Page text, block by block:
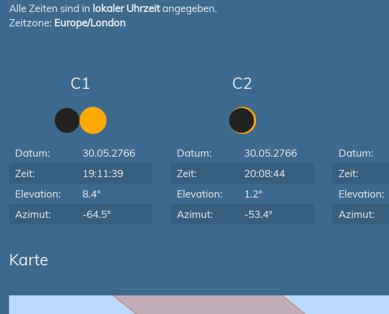
Alle Zeiten sind in lokaler Uhrzeitangegeben.
Zeitzone: Europe/London
C1
Datum:
30.05.2766
Zeit:
19:11:39
Elevation:
8.4°
Azimut:
-64.5°
C2
Datum:
30.05.2766
Zeit:
20:08:44
Elevation:
1.2°
Azimut:
-53.4°
Datum:
Zeit:
Elevation:
Azimut:
Karte